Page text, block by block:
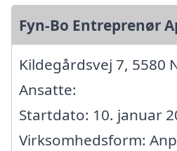
Fyn-Bo Entreprenør
Kildegårdsvej 7, 5580
Ansatte:
Startdato: 10. januar
Virksomhedsform: